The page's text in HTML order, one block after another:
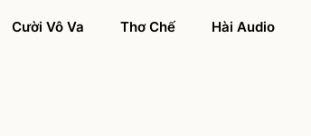
Cười Vô Va Thơ Chế Hài Audio